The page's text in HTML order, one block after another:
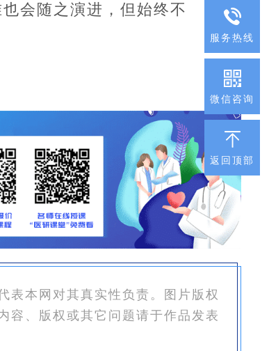
服务热线
微信咨询
返回顶部
会随之演进，但始终不
表本网对其真实性负责。图片版权
容、版权或其它问题请于作品发表